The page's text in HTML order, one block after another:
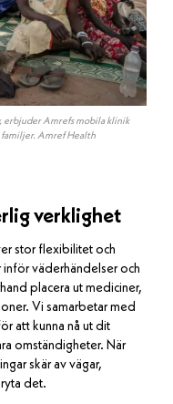
erbjuder Amrefs mobila klinik
Amref Health
verklighet
stor flexibilitet och
väderhändelser och
placera ut mediciner,
Vi samarbetar med
att kunna nå ut dit
omständigheter. När
skär av vägar,
det.